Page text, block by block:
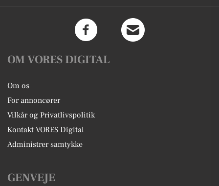
OM VORES DIGITAL
Om os
For annoncører
Vilkår og Privatlivspolitik
Kontakt VORES Digital
Administrer samtykke
GENVEJE